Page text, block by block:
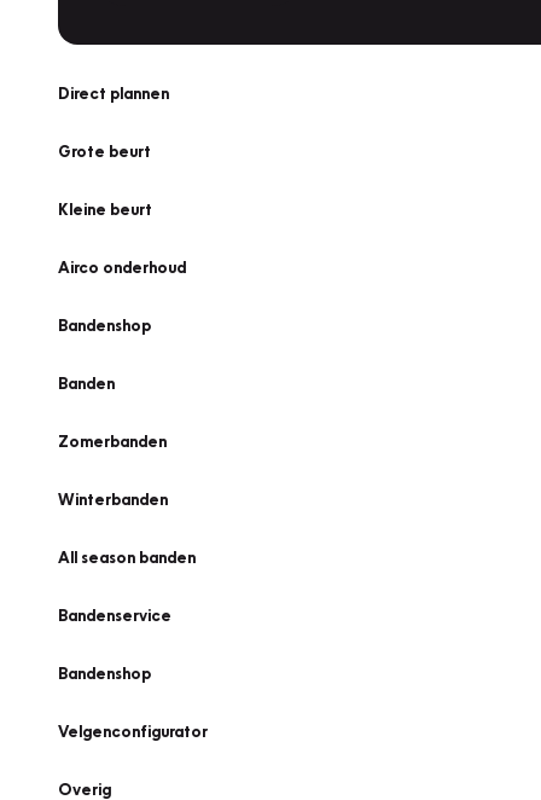
Direct plannen
Grote beurt
Kleine beurt
Airco onderhoud
Bandenshop
Banden
Zomerbanden
Winterbanden
All season banden
Bandenservice
Bandenshop
Velgenconfigurator
Overig